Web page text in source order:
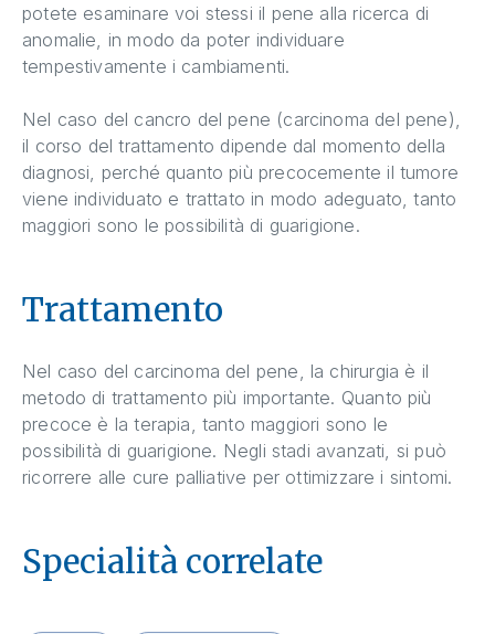
potete esaminare voi stessi il pene alla ricerca di
anomalie, in modo da poter individuare
tempestivamente i cambiamenti.
Nel caso del cancro del pene (carcinoma del pene),
il corso del trattamento dipende dal momento della
diagnosi, perché quanto più precocemente il tumore
viene individuato e trattato in modo adeguato, tanto
maggiori sono le possibilità di guarigione.
Trattamento
Nel caso del carcinoma del pene, la chirurgia è il
metodo di trattamento più importante. Quanto più
precoce è la terapia, tanto maggiori sono le
possibilità di guarigione. Negli stadi avanzati, si può
ricorrere alle cure palliative per ottimizzare i sintomi.
Specialità correlate